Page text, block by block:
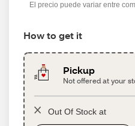
El precio puede variar entre
How to get it
Pickup
Not offered at your
Out Of Stock at